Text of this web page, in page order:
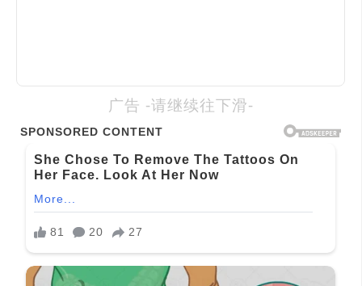
广告 -请继续往下滑-